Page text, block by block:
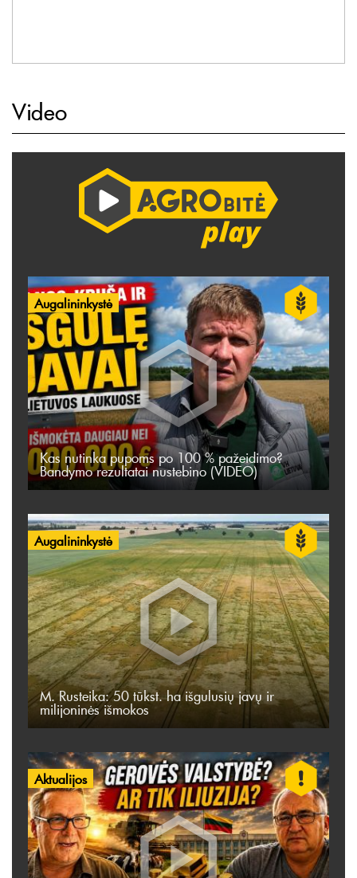
Video
Augalininkystė
Kas nutinka pupoms po 100 % pažeidimo?
Bandymo rezultatai nustebino (VIDEO)
Augalininkystė
M. Rusteika: 50 tūkst. ha išgulusių javų ir
milijoninės išmokos
Aktualijos